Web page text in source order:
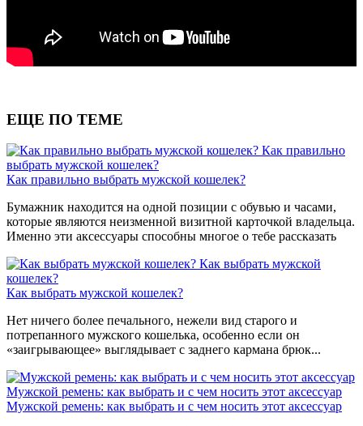
ЕЩЕ ПО ТЕМЕ
Как правильно
выбрать мужской кошелек?
Как правильно выбрать мужской кошелек?
Бумажник находится на одной позиции с обувью и часами,
которые являются неизменной визитной карточкой владельца.
Именно эти аксессуары способны многое о тебе рассказать
Как выбрать мужской
кошелек?
Как выбрать мужской кошелек?
Нет ничего более печального, нежели вид старого и
потрепанного мужского кошелька, особенно если он
«заигрывающее» выглядывает с заднего кармана брюк...
Мужской ремень: как выбрать и с чем носить этот аксессуар
Мужской ремень: как выбрать и с чем носить этот аксессуар